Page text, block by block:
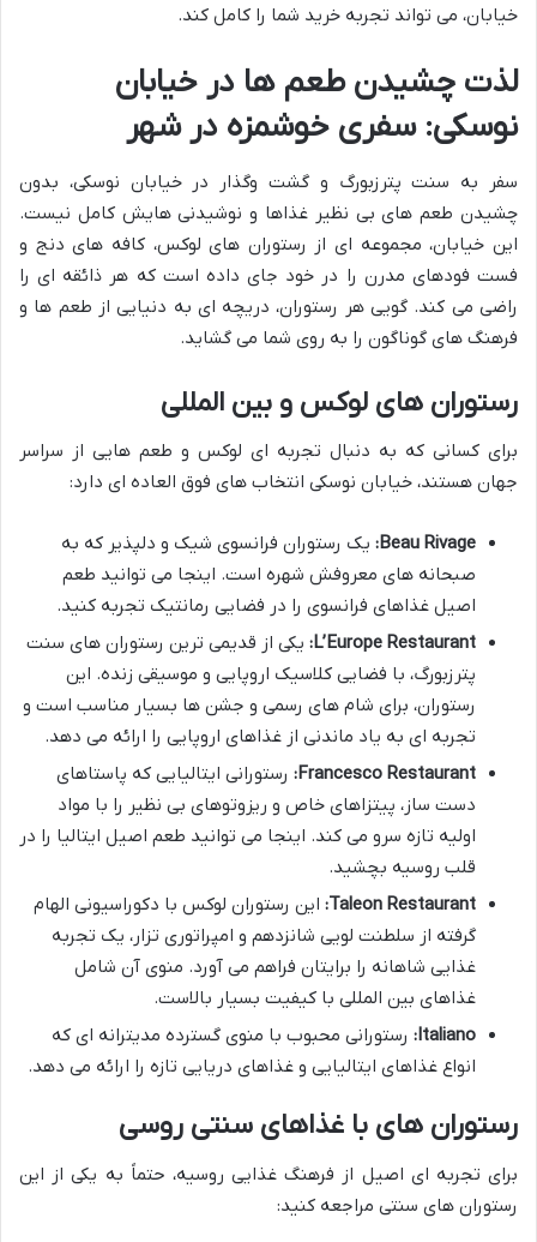
خیابان، می تواند تجربه خرید شما را کامل کند.
لذت چشیدن طعم ها در خیابان
نوسکی: سفری خوشمزه در شهر
سفر به سنت پترزبورگ و گشت وگذار در خیابان نوسکی، بدون
چشیدن طعم های بی نظیر غذاها و نوشیدنی هایش کامل نیست.
این خیابان، مجموعه ای از رستوران های لوکس، کافه های دنج و
فست فودهای مدرن را در خود جای داده است که هر ذائقه ای را
راضی می کند. گویی هر رستوران، دریچه ای به دنیایی از طعم ها و
فرهنگ های گوناگون را به روی شما می گشاید.
رستوران های لوکس و بین المللی
برای کسانی که به دنبال تجربه ای لوکس و طعم هایی از سراسر
جهان هستند، خیابان نوسکی انتخاب های فوق العاده ای دارد:
Beau Rivage: یک رستوران فرانسوی شیک و دلپذیر که به
صبحانه های معروفش شهره است. اینجا می توانید طعم
اصیل غذاهای فرانسوی را در فضایی رمانتیک تجربه کنید.
L’Europe Restaurant: یکی از قدیمی ترین رستوران های سنت
پترزبورگ، با فضایی کلاسیک اروپایی و موسیقی زنده. این
رستوران، برای شام های رسمی و جشن ها بسیار مناسب است و
تجربه ای به یاد ماندنی از غذاهای اروپایی را ارائه می دهد.
Francesco Restaurant: رستورانی ایتالیایی که پاستاهای
دست ساز، پیتزاهای خاص و ریزوتوهای بی نظیر را با مواد
اولیه تازه سرو می کند. اینجا می توانید طعم اصیل ایتالیا را در
قلب روسیه بچشید.
Taleon Restaurant: این رستوران لوکس با دکوراسیونی الهام
گرفته از سلطنت لویی شانزدهم و امپراتوری تزار، یک تجربه
غذایی شاهانه را برایتان فراهم می آورد. منوی آن شامل
غذاهای بین المللی با کیفیت بسیار بالاست.
Italiano: رستورانی محبوب با منوی گسترده مدیترانه ای که
انواع غذاهای ایتالیایی و غذاهای دریایی تازه را ارائه می دهد.
رستوران های با غذاهای سنتی روسی
برای تجربه ای اصیل از فرهنگ غذایی روسیه، حتماً به یکی از این
رستوران های سنتی مراجعه کنید: